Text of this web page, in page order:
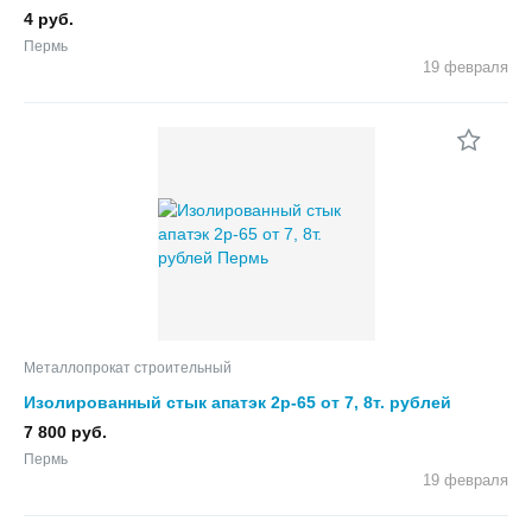
всп
4 руб.
Пермь
19 февраля
Металлопрокат строительный
Изолированный стык апатэк 2р-65 от 7, 8т. рублей
7 800 руб.
Пермь
19 февраля